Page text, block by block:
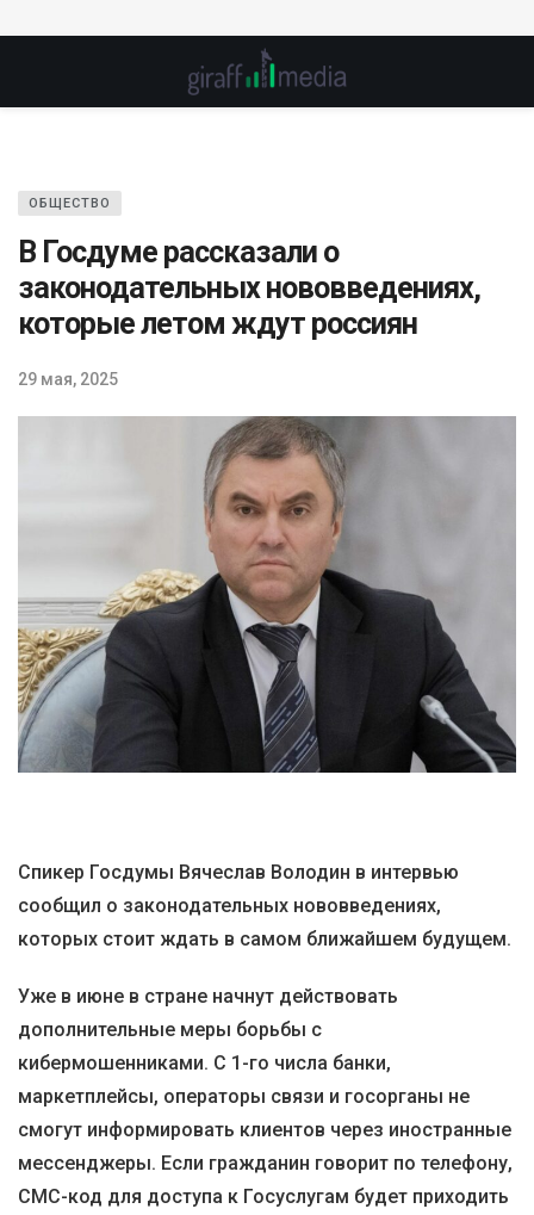
ОБЩЕСТВО
В Госдуме рассказали о
законодательных нововведениях,
которые летом ждут россиян
29 мая, 2025
Спикер Госдумы Вячеслав Володин в интервью
сообщил о законодательных нововведениях,
которых стоит ждать в самом ближайшем будущем.
Уже в июне в стране начнут действовать
дополнительные меры борьбы с
кибермошенниками. С 1-го числа банки,
маркетплейсы, операторы связи и госорганы не
смогут информировать клиентов через иностранные
мессенджеры. Если гражданин говорит по телефону,
СМС-код для доступа к Госуслугам будет приходить